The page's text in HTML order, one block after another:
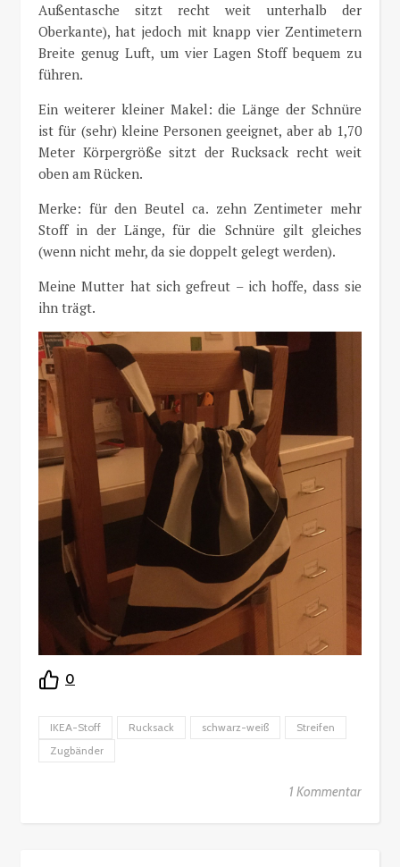
Außentasche sitzt recht weit unterhalb der
Oberkante), hat jedoch mit knapp vier Zentimetern
Breite genug Luft, um vier Lagen Stoff bequem zu
führen.
Ein weiterer kleiner Makel: die Länge der Schnüre
ist für (sehr) kleine Personen geeignet, aber ab 1,70
Meter Körpergröße sitzt der Rucksack recht weit
oben am Rücken.
Merke: für den Beutel ca. zehn Zentimeter mehr
Stoff in der Länge, für die Schnüre gilt gleiches
(wenn nicht mehr, da sie doppelt gelegt werden).
Meine Mutter hat sich gefreut – ich hoffe, dass sie
ihn trägt.
0
IKEA-Stoff Rucksack schwarz-weiß
Streifen
Zugbänder
1 Kommentar